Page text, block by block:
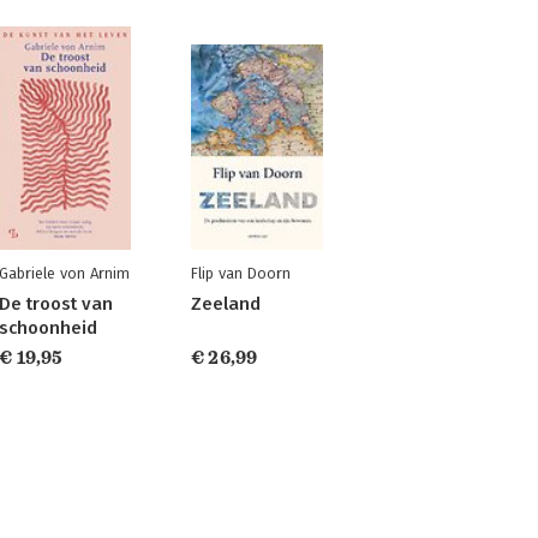
Gabriele von Arnim
De troost van
schoonheid
€ 19,95
Flip van Doorn
Zeeland
€ 26,99